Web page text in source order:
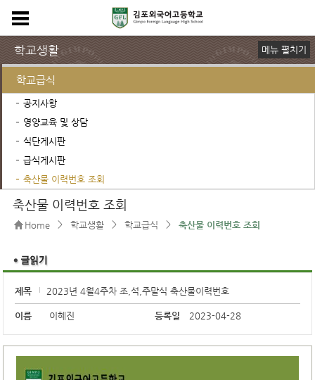
학교생활
동아리 부서
독서활동
학교급식
공지사항
영양교육 및 상담
식단게시판
급식게시판
축산물 이력번호 조회
메뉴 펼치기
축산물 이력번호 조회
Home > 학교생활 > 학교급식 > 축산물 이력번호 조회
제목 2023년 4월4주차 조,석,주말식 축산물이력번호
이름 이혜진 등록일 2023-04-28